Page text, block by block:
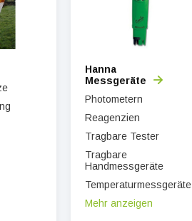
Hanna
Messgeräte
Photometern
Reagenzien
Tragbare Tester
Tragbare
Handmessgeräte
Temperaturmessgeräte
Mehr anzeigen